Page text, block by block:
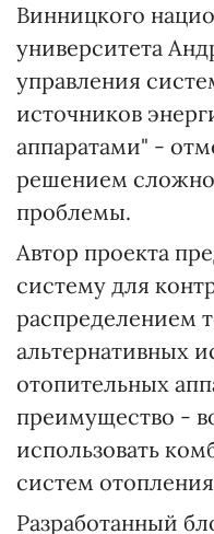
Винницкого
университета
управления
источников
аппаратами" -
решением
проблемы.
Автор проекта
систему для
распределением
альтернативных
отопительных
преимущество -
использовать
систем
Разработанный